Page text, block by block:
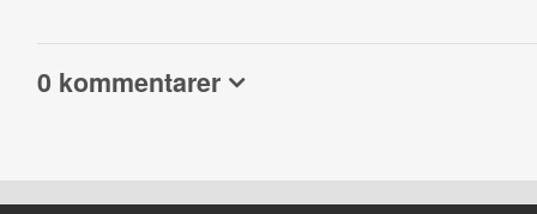
0 kommentarer